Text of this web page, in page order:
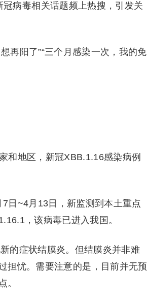
病毒相关话题频上热搜，引发关
再阳了”“三个月感染一次，我的免
和地区，新冠XBB.1.16感染病例
日~4月13日，新监测到本土重点
，该病毒已进入我国。
的症状结膜炎。但结膜炎并非难
担忧。需要注意的是，目前并无预
。